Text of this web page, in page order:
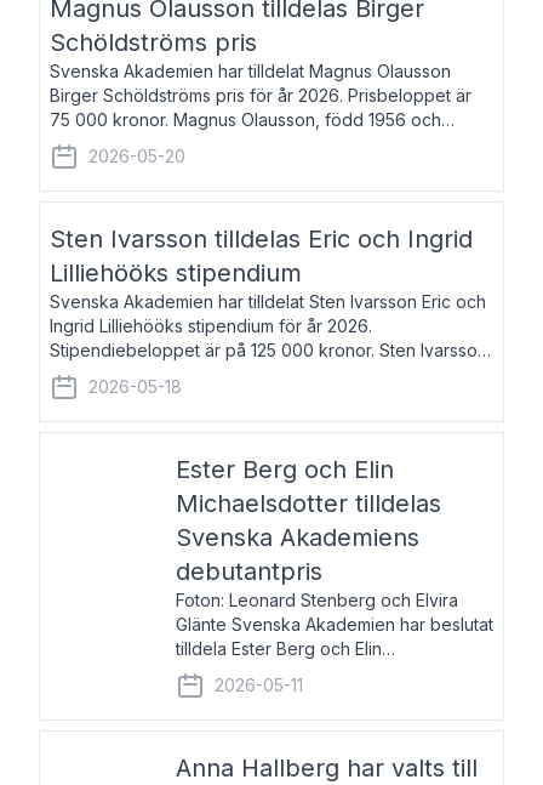
Magnus Olausson tilldelas Birger
Schöldströms pris
Svenska Akademien har tilldelat Magnus Olausson
Birger Schöldströms pris för år 2026. Prisbeloppet är
75 000 kronor. Magnus Olausson, född 1956 och
bosatt i Stockholm, är konstvetare, museiman och
hovman. Han disputerade 1993 vid Uppsala un
2026-05-20
Sten Ivarsson tilldelas Eric och Ingrid
Lilliehööks stipendium
Svenska Akademien har tilldelat Sten Ivarsson Eric och
Ingrid Lilliehööks stipendium för år 2026.
Stipendiebeloppet är på 125 000 kronor. Sten Ivarsson,
född 1979, är mediateksamordnare vid
Söderslättsgymnasiet i Trelleborg. Här har han på
2026-05-18
Ester Berg och Elin
Michaelsdotter tilldelas
Svenska Akademiens
debutantpris
Foton: Leonard Stenberg och Elvira
Glänte Svenska Akademien har beslutat
tilldela Ester Berg och Elin
Michaelsdotter Svenska Akademiens
debutantpris för år 2026. Priset är
nyinstiftat och syftar till att lyfta fram
2026-05-11
Anna Hallberg har valts till